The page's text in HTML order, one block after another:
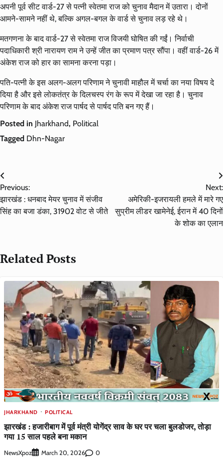
अपनी पूर्व सीट वार्ड-27 से पत्नी स्वेतमा राज को चुनाव मैदान में उतारा। दोनों
आमने-सामने नहीं थे, बल्कि अगल-बगल के वार्ड से चुनाव लड़ रहे थे।
मतगणना के बाद वार्ड-27 से स्वेतमा राज विजयी घोषित की गईं। निर्वाची
पदाधिकारी श्री नारायण राम ने उन्हें जीत का प्रमाण पत्र सौंपा। वहीं वार्ड-26 में
अंकेश राज को हार का सामना करना पड़ा।
पति-पत्नी के इस अलग-अलग परिणाम ने चुनावी माहौल में चर्चा का नया विषय दे
दिया है और इसे लोकतंत्र के दिलचस्प रंग के रूप में देखा जा रहा है। चुनाव
परिणाम के बाद अंकेश राज पार्षद से पार्षद पति बन गए हैं।
Posted in Jharkhand, Political
Tagged Dhn-Nagar
Post
navigation
Previous:
झारखंड : धनबाद मेयर चुनाव में संजीव
सिंह का बजा डंका, 31902 वोट से जीते
Next:
अमेरिकी-इजरायली हमले में मारे गए
सुप्रीम लीडर खामेनेई, ईरान में 40 दिनों
के शोक का एलान
Related Posts
JHARKHAND POLITICAL
झारखंड : हजारीबाग में पूर्व मंत्री योगेंद्र साव के घर पर चला बुलडोजर, तोड़ा
गया 15 साल पहले बना मकान
NewsXpoz March 20, 2026 0